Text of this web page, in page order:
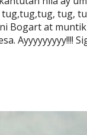
tug,tug,tug, tug,
Bogart at
Ayyyyyyyyy!!!!